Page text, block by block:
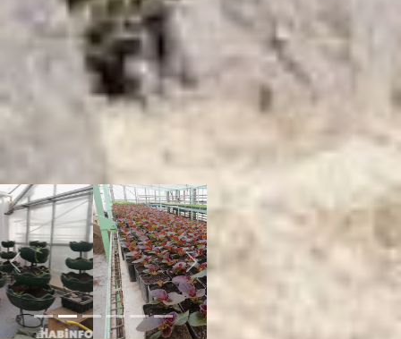
которые будут подсаживать на
клумбы в течение лета. Общая
площадь хабаровских
цветников, которые
обслуживает предприятие, без
малого 7,5 тысяч квадратных
метров. На ароматное убранство
Previous Next